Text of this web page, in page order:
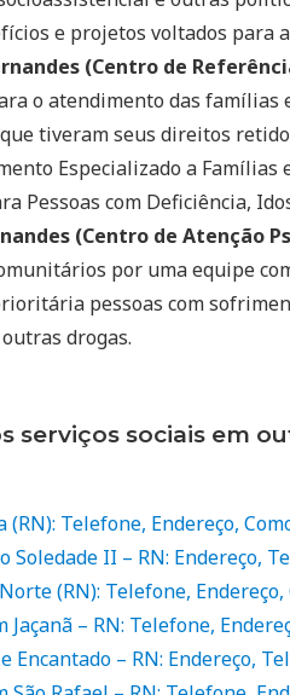
e projetos voltados para
(Centro de
o atendimento das famílias
tiveram seus direitos
Especializado a Famílias
Pessoas com Deficiência,
(Centro de Atenção
por uma equipe
pessoas com
drogas.
serviços sociais em
(RN): Telefone, Endereço,
Soledade II – RN: Endereço,
(RN): Telefone,
– RN: Telefone,
Encantado – RN: Endereço,